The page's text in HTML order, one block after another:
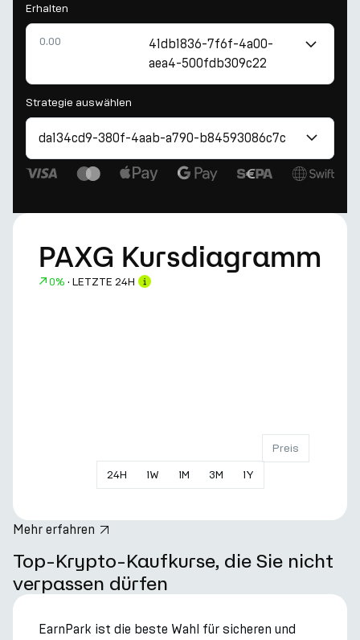
Erhalten
41db1836-7f6f-4a00-
aea4-500fdb309c22
Strategie auswählen
da134cd9-380f-4aab-a790-b84593086c7c
PAXG Kursdiagramm
0% · LETZTE 24H
24H 1W 1M 3M 1Y
Preis
Mehr erfahren
Top-Krypto-Kaufkurse, die Sie nicht
verpassen dürfen
EarnPark ist die beste Wahl für sicheren und